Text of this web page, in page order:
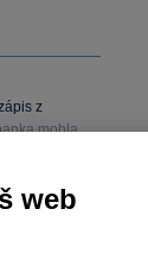
z
mohla
web